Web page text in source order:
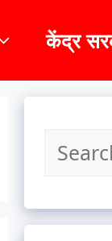
केंद्र
Search